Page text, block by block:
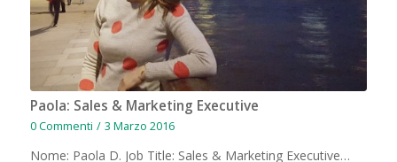
Paola: Sales & Marketing Executive
0 Commenti / 3 Marzo 2016
Nome: Paola D. Job Title: Sales & Marketing Executive…